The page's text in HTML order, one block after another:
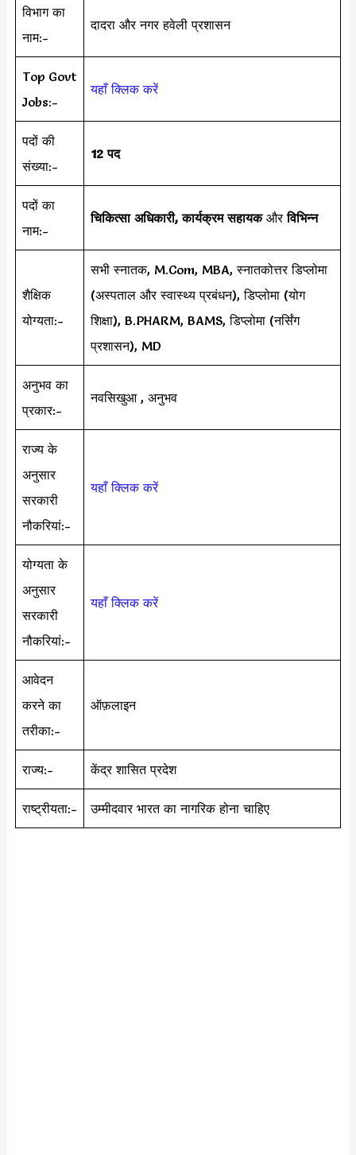
विभाग का
नाम:-
दादरा और नगर हवेली प्रशासन
Top Govt
Jobs:-
यहाँ क्लिक करें
पदों की
संख्या:-
12 पद
पदों का
नाम:-
चिकित्सा अधिकारी, कार्यक्रम सहायकऔरविभिन्न
शैक्षिक
योग्यता:-
सभी स्नातक, M.Com, MBA, स्नातकोत्तर डिप्लोमा
(अस्पताल और स्वास्थ्य प्रबंधन), डिप्लोमा (योग
शिक्षा), B.PHARM, BAMS, डिप्लोमा (नर्सिंग
प्रशासन), MD
अनुभव का
प्रकार:-
नवसिखुआ , अनुभव
राज्य के
अनुसार
सरकारी
नौकरियां:-
यहाँ क्लिक करें
योग्यता के
अनुसार
सरकारी
नौकरियां:-
यहाँ क्लिक करें
आवेदन
करने का
तरीका:-
ऑफ़लाइन
राज्य:- केंद्र शासित प्रदेश
राष्ट्रीयता:- उम्मीदवार भारत का नागरिक होना चाहिए